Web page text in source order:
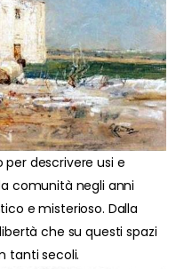
descrivere usi e
comunità negli anni
e misterioso. Dalla
che su questi spazi
tanti secoli.